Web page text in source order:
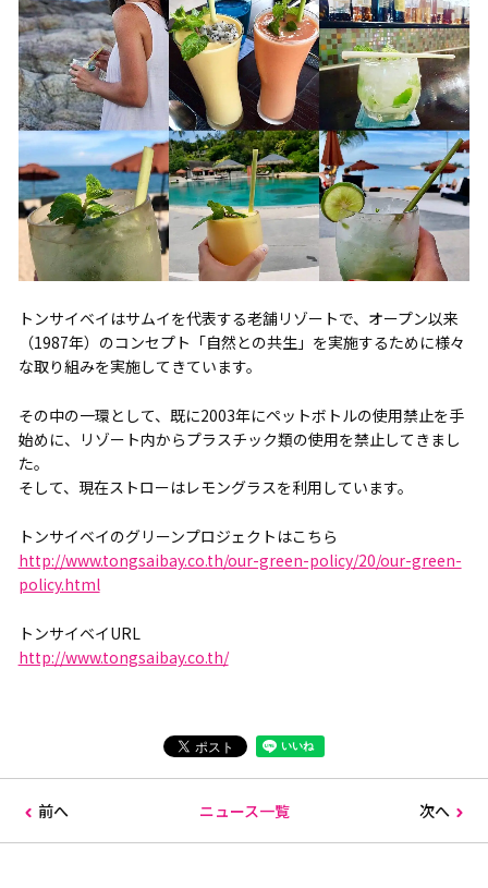
トンサイベイはサムイを代表する老舗リゾートで、オープン以来
（1987年）のコンセプト「自然との共生」を実施するために様々
な取り組みを実施してきています。
その中の一環として、既に2003年にペットボトルの使用禁止を手
始めに、リゾート内からプラスチック類の使用を禁止してきまし
た。
そして、現在ストローはレモングラスを利用しています。
トンサイベイのグリーンプロジェクトはこちら
http://www.tongsaibay.co.th/our-green-policy/20/our-green-
policy.html
トンサイベイURL
http://www.tongsaibay.co.th/
前へ ニュース一覧 次へ